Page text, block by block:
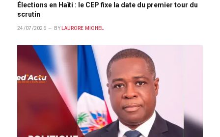
Élections en Haïti : le CEP fixe la date du premier tour du
scrutin
24/07/2026 BY LAURORE MICHEL